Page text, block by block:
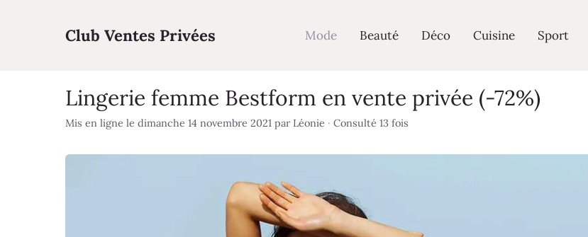
Club Ventes Privées Mode Beauté Déco Cuisine Sport
Lingerie femme Bestform en vente privée (-72%)
Mis en ligne le dimanche 14 novembre 2021 par Léonie · Consulté 13 fois